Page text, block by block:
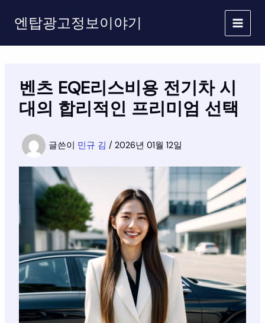
로
엔탑광고정보이야기
벤츠 EQE리스비용 전기차 시
대의 합리적인 프리미엄 선택
글쓴이 민규 김 / 2026년 01월 12일